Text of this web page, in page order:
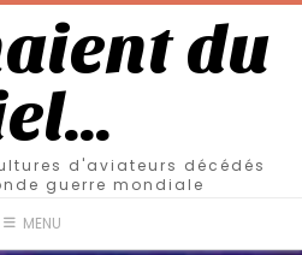
du
d'aviateurs décédés
guerre mondiale
MENU